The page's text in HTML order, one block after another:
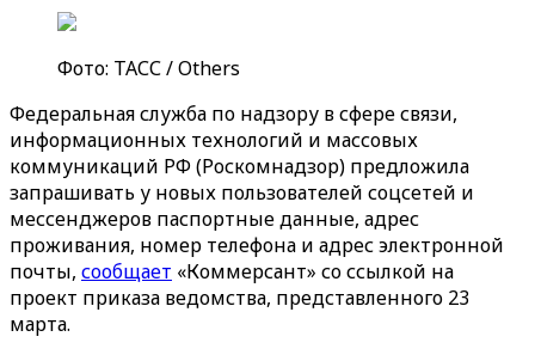
Фото: ТАСС / Others
Федеральная служба по надзору в сфере связи,
информационных технологий и массовых
коммуникаций РФ (Роскомнадзор) предложила
запрашивать у новых пользователей соцсетей и
мессенджеров паспортные данные, адрес
проживания, номер телефона и адрес электронной
почты, сообщает «Коммерсант» со ссылкой на
проект приказа ведомства, представленного 23
марта.